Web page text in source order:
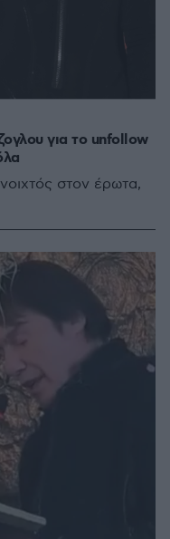
για το unfollow
στον έρωτα,